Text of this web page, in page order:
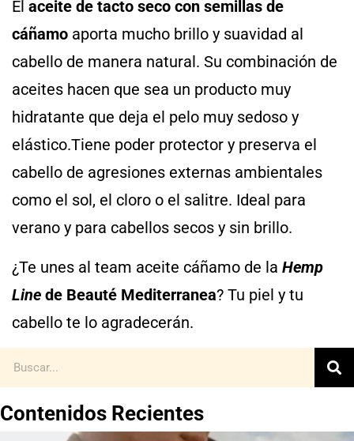
El aceite de tacto seco con semillas de
cáñamo aporta mucho brillo y suavidad al
cabello de manera natural. Su combinación de
aceites hacen que sea un producto muy
hidratante que deja el pelo muy sedoso y
elástico.Tiene poder protector y preserva el
cabello de agresiones externas ambientales
como el sol, el cloro o el salitre. Ideal para
verano y para cabellos secos y sin brillo.
¿Te unes al team aceite cáñamo de la Hemp
Line de Beauté Mediterranea? Tu piel y tu
cabello te lo agradecerán.
Contenidos Recientes